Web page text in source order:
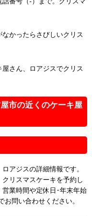
かったらさびしいクリス
さん、ロアジスでクリス
市の近くのケーキ屋
アジスの詳細情報です。
リスマスケーキを予約し
業時間や定休日･年末年始
問い合わせください。